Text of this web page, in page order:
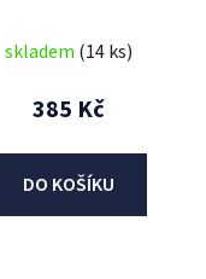
skladem (14 ks)
385 Kč
DO KOŠÍKU